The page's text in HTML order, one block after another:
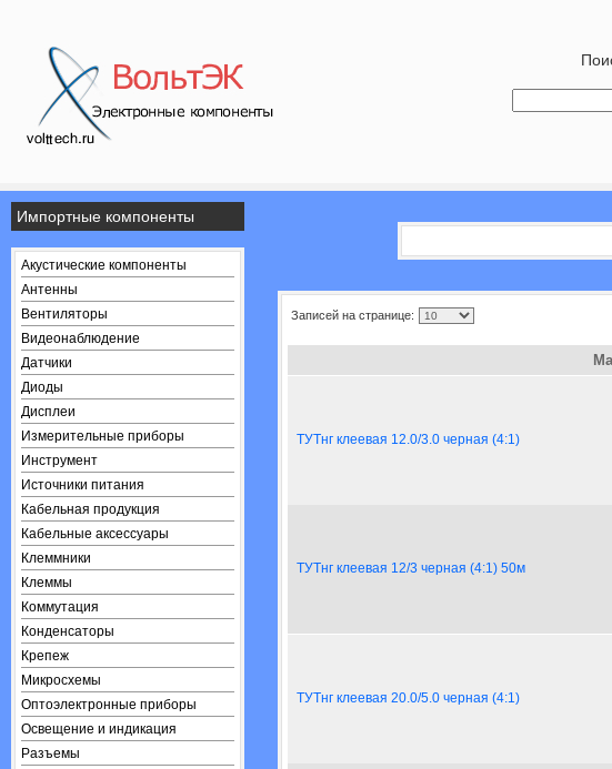
Импортные компоненты
Акустические компоненты
Антенны
Вентиляторы
Видеонаблюдение
Датчики
Диоды
Дисплеи
Измерительные приборы
Инструмент
Источники питания
Кабельная продукция
Кабельные аксессуары
Клеммники
Клеммы
Коммутация
Конденсаторы
Крепеж
Микросхемы
Оптоэлектронные приборы
Освещение и индикация
Разъемы
Записей на странице:
ТУТнг клеевая 12.0/3.0 черная (4:1)
ТУТнг клеевая 12/3 черная (4:1) 50м
ТУТнг клеевая 20.0/5.0 черная (4:1)